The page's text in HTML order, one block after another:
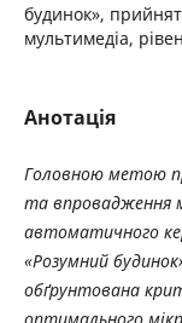
будинок»,
мультимедіа,
Анотація
Головною метою
та впровадження
автоматичного
«Розумний
обґрунтована